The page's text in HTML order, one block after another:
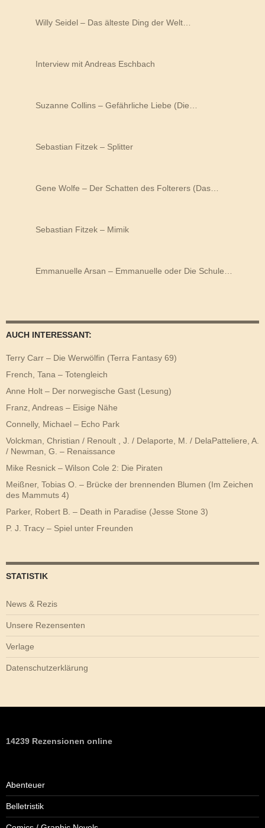
Willy Seidel – Das älteste Ding der Welt…
Interview mit Andreas Eschbach
Suzanne Collins – Gefährliche Liebe (Die…
Sebastian Fitzek – Splitter
Gene Wolfe – Der Schatten des Folterers (Das…
Sebastian Fitzek – Mimik
Emmanuelle Arsan – Emmanuelle oder Die Schule…
AUCH INTERESSANT:
Terry Carr – Die Werwölfin (Terra Fantasy 69)
French, Tana – Totengleich
Anne Holt – Der norwegische Gast (Lesung)
Franz, Andreas – Eisige Nähe
Connelly, Michael – Echo Park
Volckman, Christian / Renoult , J. / Delaporte, M. / DelaPatteliere, A.
/ Newman, G. – Renaissance
Mike Resnick – Wilson Cole 2: Die Piraten
Meißner, Tobias O. – Brücke der brennenden Blumen (Im Zeichen
des Mammuts 4)
Parker, Robert B. – Death in Paradise (Jesse Stone 3)
P. J. Tracy – Spiel unter Freunden
STATISTIK
News & Rezis
Unsere Rezensenten
Verlage
Datenschutzerklärung
14239 Rezensionen online
Abenteuer
Belletristik